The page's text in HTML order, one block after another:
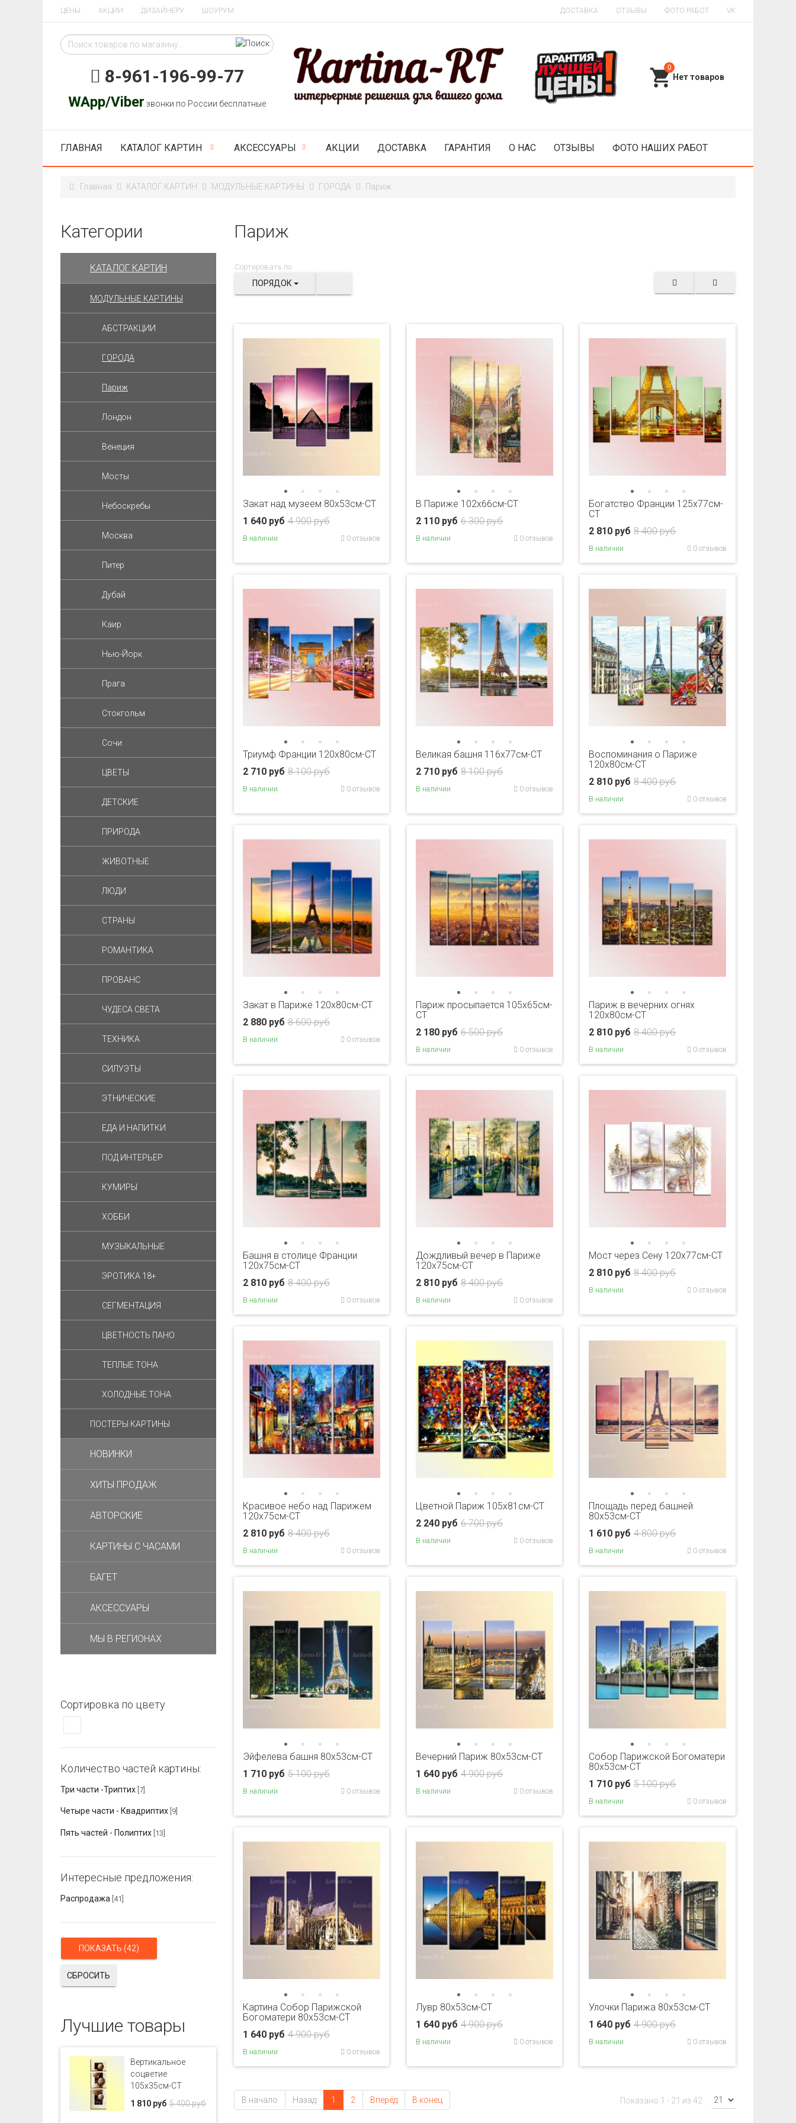
ЦЕНЫ АКЦИИ ДИЗАЙНЕРУ ШОУРУМ ДОСТАВКА ОТЗЫВЫ ФОТО РАБОТ VK
8-961-196-99-77
WApp/Viber звонки по России бесплатные
0
ГЛАВНАЯ КАТАЛОГ КАРТИН АКСЕССУАРЫ АКЦИИ ДОСТАВКА ГАРАНТИЯ О НАС ОТЗЫВЫ ФОТО НАШИХ РАБОТ
Главная КАТАЛОГ КАРТИН МОДУЛЬНЫЕ КАРТИНЫ ГОРОДА Париж
Париж
Сортировать по:
ПОРЯДОК
Закат над музеем 80x53см-CT
4 900 руб
1 640 руб
В наличии 0 отзывов
В Париже 102х66см-CT
6 300 руб
2 110 руб
В наличии 0 отзывов
Богатство Франции 125х77см-
CT
8 400 руб
2 810 руб
В наличии 0 отзывов
Триумф Франции 120х80см-CT
8 100 руб
2 710 руб
В наличии 0 отзывов
Великая башня 116х77см-CT
8 100 руб
2 710 руб
В наличии 0 отзывов
Воспоминания о Париже
120х80см-CT
8 400 руб
2 810 руб
В наличии 0 отзывов
Закат в Париже 120х80см-CT
8 600 руб
2 880 руб
В наличии 0 отзывов
Париж просыпается 105х65см-
CT
6 500 руб
2 180 руб
В наличии 0 отзывов
Париж в вечерних огнях
120х80см-CT
8 400 руб
2 810 руб
В наличии 0 отзывов
Башня в столице Франции
120х75см-CT
8 400 руб
2 810 руб
В наличии 0 отзывов
Дождливый вечер в Париже
120х75см-CT
8 400 руб
2 810 руб
В наличии 0 отзывов
Мост через Сену 120х77см-CT
8 400 руб
2 810 руб
В наличии 0 отзывов
Красивое небо над Парижем
120х75см-CT
8 400 руб
2 810 руб
В наличии 0 отзывов
Цветной Париж 105х81см-CT
6 700 руб
2 240 руб
В наличии 0 отзывов
Площадь перед башней
80x53см-CT
4 800 руб
1 610 руб
В наличии 0 отзывов
Эйфелева башня 80x53см-CT
5 100 руб
1 710 руб
В наличии 0 отзывов
Вечерний Париж 80x53см-CT
4 900 руб
1 640 руб
В наличии 0 отзывов
Собор Парижской Богоматери
80x53см-CT
5 100 руб
1 710 руб
В наличии 0 отзывов
Картина Собор Парижской
Богоматери 80x53см-CT
4 900 руб
1 640 руб
В наличии 0 отзывов
Лувр 80x53см-CT
4 900 руб
1 640 руб
В наличии 0 отзывов
Улочки Парижа 80x53см-CT
4 900 руб
1 640 руб
В наличии 0 отзывов
В начало Назад 1 2 Вперёд В конец Показано 1 - 21 из 42
Категории
КАТАЛОГ КАРТИН
МОДУЛЬНЫЕ КАРТИНЫ
АБСТРАКЦИИ
ГОРОДА
Париж
Лондон
Венеция
Мосты
Небоскребы
Москва
Питер
Дубай
Каир
Нью-Йорк
Прага
Стокгольм
Сочи
ЦВЕТЫ
ДЕТСКИЕ
ПРИРОДА
ЖИВОТНЫЕ
ЛЮДИ
СТРАНЫ
РОМАНТИКА
ПРОВАНС
ЧУДЕСА СВЕТА
ТЕХНИКА
СИЛУЭТЫ
ЭТНИЧЕСКИЕ
ЕДА И НАПИТКИ
ПОД ИНТЕРЬЕР
КУМИРЫ
ХОББИ
МУЗЫКАЛЬНЫЕ
ЭРОТИКА 18+
СЕГМЕНТАЦИЯ
ЦВЕТНОСТЬ ПАНО
ТЕПЛЫЕ ТОНА
ХОЛОДНЫЕ ТОНА
ПОСТЕРЫ КАРТИНЫ
НОВИНКИ
ХИТЫ ПРОДАЖ
АВТОРСКИЕ
КАРТИНЫ С ЧАСАМИ
БАГЕТ
АКСЕССУАРЫ
МЫ В РЕГИОНАХ
Сортировка по цвету
Количество частей картины:
Три части -Триптих [7]
Четыре части - Квадриптих [9]
Пять частей - Полиптих [13]
Интересные предложения:
Распродажа [41]
СБРОСИТЬ
Лучшие товары
Вертикальное
соцветие
105x35см-CT
5 400 руб
1 810 руб